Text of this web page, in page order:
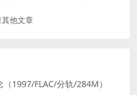
他文章
1997/FLAC/分轨/284M）